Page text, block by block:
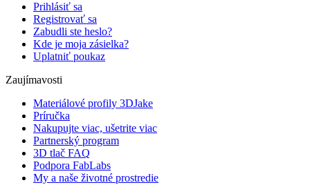
Prihlásiť sa
Registrovať sa
Zabudli ste heslo?
Kde je moja zásielka?
Uplatniť poukaz
Zaujímavosti
Materiálové profily 3DJake
Príručka
Nakupujte viac, ušetrite viac
Partnerský program
3D tlač FAQ
Podpora FabLabs
My a naše životné prostredie